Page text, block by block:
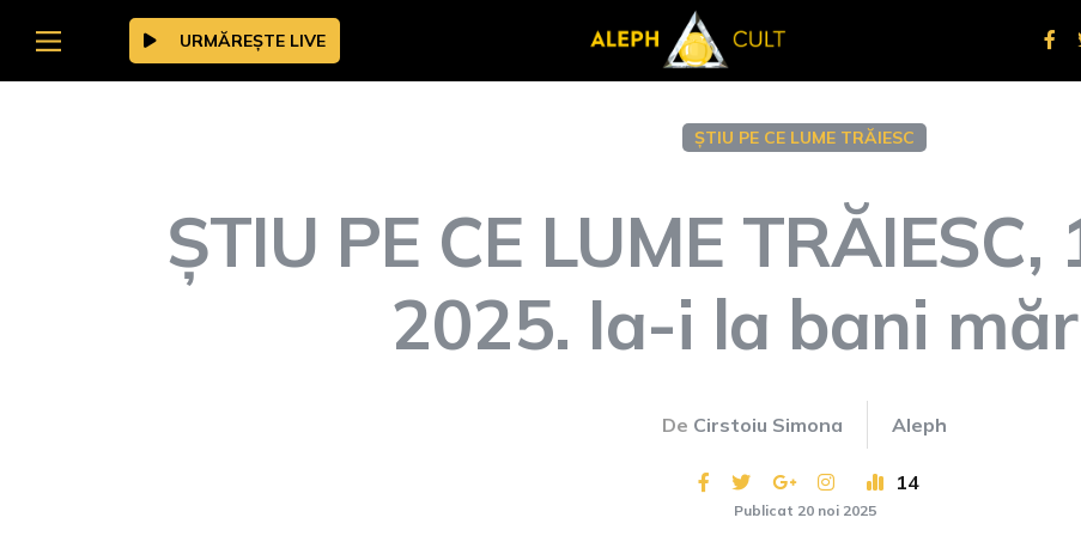
URMĂREȘTE LIVE
ȘTIU PE CE LUME TRĂIESC
ȘTIU PE CE LUME
2025. Ia-i la bani
De Cirstoiu Simona Aleph
14
Publicat 20 noi 2025